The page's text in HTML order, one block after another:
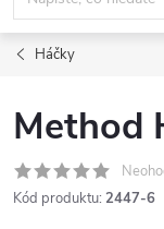
Háčky
Method
Kód produktu: 2447-6